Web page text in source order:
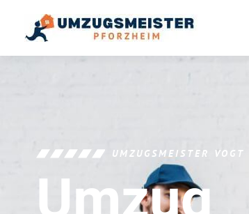
UMZUGSMEISTER VOGT